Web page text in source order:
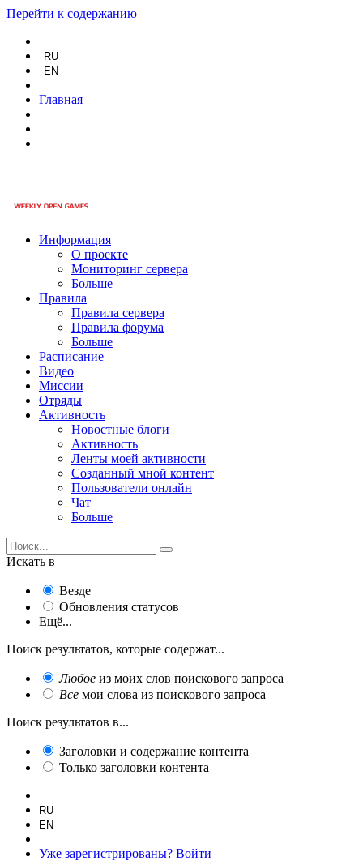
Перейти к содержанию
RU
EN
Главная
Информация
О проекте
Мониторинг сервера
Больше
Правила
Правила сервера
Правила форума
Больше
Расписание
Видео
Миссии
Отряды
Активность
Новостные блоги
Активность
Ленты моей активности
Созданный мной контент
Пользователи онлайн
Чат
Больше
Искать в
Везде
Обновления статусов
Ещё...
Поиск результатов, которые содержат...
Любое из моих слов поискового запроса
Все мои слова из поискового запроса
Поиск результатов в...
Заголовки и содержание контента
Только заголовки контента
RU
EN
Уже зарегистрированы? Войти